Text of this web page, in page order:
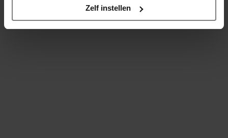
Zelf instellen